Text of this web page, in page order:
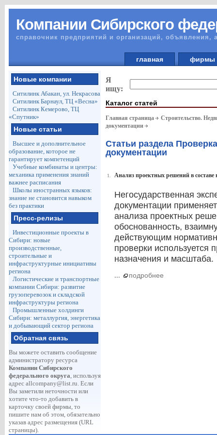
Компании Сибирского
справочник предприятий и организаций, объявления,
главная
Новые компании
Ситилинк Абакан, ул. Некрасова
Ситилинк Барнаул, ТЦ «Весна»
Ситилинк Кемерово, ТЦ
«Спутник»
Новые статьи
Высшее и дополнительное
образование, которое не
гарантирует компетенций
Учебные комбинаты и центры:
механика применения знаний
важнее расписания
Школы иностранных языков:
знание не становится навыком
без практики
Пресс-релизы
Инвестиционные проекты в
Сибири: новые
производственные,
строительные и
инфраструктурные инициативы
региона
Логистические и транспортные
компании Сибири: развитие
грузоперевозок и складской
инфраструктуры региона
Промышленные холдинги
Сибири: металлургия, энергетика
и добывающий сектор региона
Обратная связь
Вы можете оставить сообщение
администратору ресурса
Компании Сибирского
федерального округа, используя
адрес allcompany@list.ru. Если
Вы заметили неточности или
хотите что-то добавить в
карточку своей фирмы, то
пишите нам об этом, обязательно
указав адрес размещения (URL
страницы).
Я
ищу:
Каталог статей
Главная страница
Строительство.
документации
Статьи раздела
документации
1. Анализ проектных решений в составе
Негосударственная
документации
анализа проектных
обоснованность,
действующим
проверки используется
назначения и масштаба.
... подробнее